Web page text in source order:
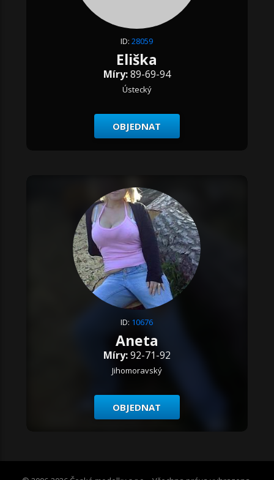
ID:28059
Eliška
Míry:89-69-94
Ústecký
OBJEDNAT
ID: 10676
Aneta
Míry:92-71-92
Jihomoravský
OBJEDNAT